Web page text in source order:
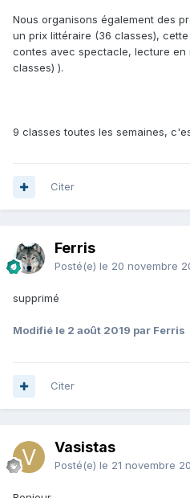
Nous organisons également des
un prix littéraire (36 classes),
contes avec spectacle, lecture en
classes) ).
9 classes toutes les semaines,
Citer
Ferris
Posté(e) le 20 novembre
supprimé
Modifié le 2 août 2019 par Ferris
Citer
Vasistas
Posté(e) le 21 novembre